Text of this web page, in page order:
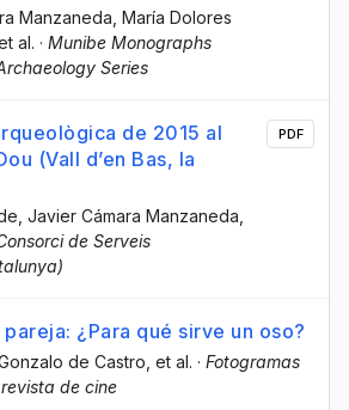
Manzaneda , María Dolores
et al. · Munibe Monographs
Series
de 2015 al
(Vall d’en Bas, la
, Javier Cámara Manzaneda
de Serveis
PDF
¿Para qué sirve un oso?
Gonzalo de Castro , et al. · Fotogramas
de cine